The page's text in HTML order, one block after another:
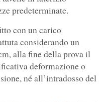
predeterminate.
con un carico
considerando un
alla fine della prova il
deformazione o
né all’intradosso del